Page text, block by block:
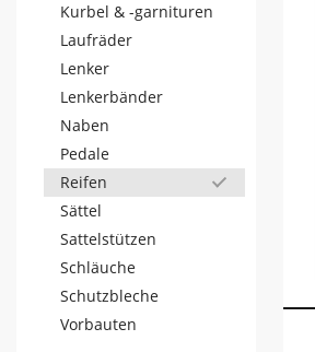
Kurbel & -garnituren
Laufräder
Lenker
Lenkerbänder
Naben
Pedale
Reifen
Sättel
Sattelstützen
Schläuche
Schutzbleche
Vorbauten